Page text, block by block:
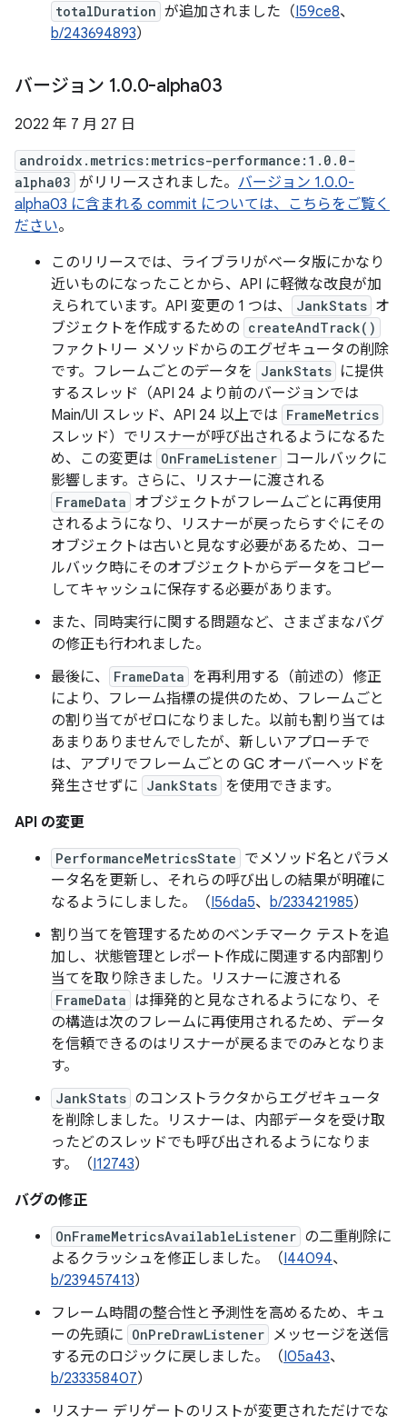
totalDuration が追加されました（I59ce8、
b/243694893）
バージョン 1.0.0-alpha03
2022 年 7 月 27 日
androidx.metrics:metrics-performance:1.0.0-
alpha03 がリリースされました。 バージョン 1.0.0-
alpha03 に含まれる commit については、こちらをご覧く
ださい。
このリリースでは、ライブラリがベータ版にかなり
近いものになったことから、API に軽微な改良が加
えられています。API 変更の 1 つは、
JankStats オ
ブジェクトを作成するための createAndTrack()
ファクトリー メソッドからのエグゼキュータの削除
です。フレームごとのデータを
JankStats に提供
するスレッド（API 24 より前のバージョンでは
Main/UI スレッド、API 24 以上では FrameMetrics
スレッド）でリスナーが呼び出されるようになるた
め、この変更は OnFrameListener コールバックに
影響します。さらに、リスナーに渡される
FrameData オブジェクトがフレームごとに再使用
されるようになり、リスナーが戻ったらすぐにその
オブジェクトは古いと見なす必要があるため、コー
ルバック時にそのオブジェクトからデータをコピー
してキャッシュに保存する必要があります。
また、同時実行に関する問題など、さまざまなバグ
の修正も行われました。
最後に、
FrameData を再利用する（前述の）修正
により、フレーム指標の提供のため、フレームごと
の割り当てがゼロになりました。以前も割り当ては
あまりありませんでしたが、新しいアプローチで
は、アプリでフレームごとの GC オーバーヘッドを
発生させずに JankStats を使用できます。
API の変更
PerformanceMetricsState でメソッド名とパラメ
ータ名を更新し、それらの呼び出しの結果が明確に
なるようにしました。（I56da5、 b/233421985）
割り当てを管理するためのベンチマーク テストを追
加し、状態管理とレポート作成に関連する内部割り
当てを取り除きました。リスナーに渡される
FrameData は揮発的と見なされるようになり、そ
の構造は次のフレームに再使用されるため、データ
を信頼できるのはリスナーが戻るまでのみとなりま
す。
JankStats のコンストラクタからエグゼキュータ
を削除しました。リスナーは、内部データを受け取
ったどのスレッドでも呼び出されるようになりま
す。（I12743）
バグの修正
OnFrameMetricsAvailableListener の二重削除に
よるクラッシュを修正しました。（I44094、
b/239457413）
フレーム時間の整合性と予測性を高めるため、キュ
ーの先頭に OnPreDrawListener メッセージを送信
する元のロジックに戻しました。（I05a43、
b/233358407）
リスナー デリゲートのリストが変更されただけでな